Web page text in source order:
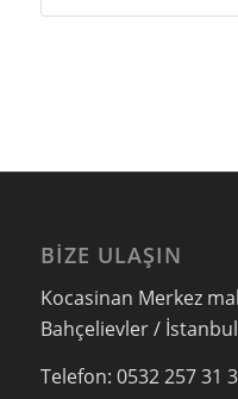
BIZE ULAŞIN
Kocasinan Merkez
Bahçelievler / İstanbul
Telefon: 0532 257 31